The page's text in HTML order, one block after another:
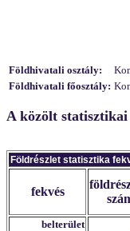
Földhivatali osztály:
Földhivatali főosztály:
A közölt
Földrészlet statisztika
fekvés
belterület